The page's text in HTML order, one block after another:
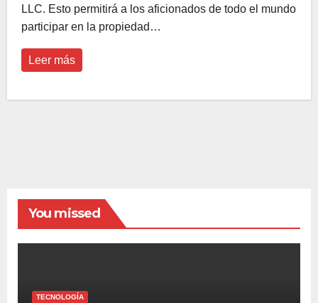
LLC. Esto permitirá a los aficionados de todo el mundo
participar en la propiedad…
Leer más
You missed
TECNOLOGÍA